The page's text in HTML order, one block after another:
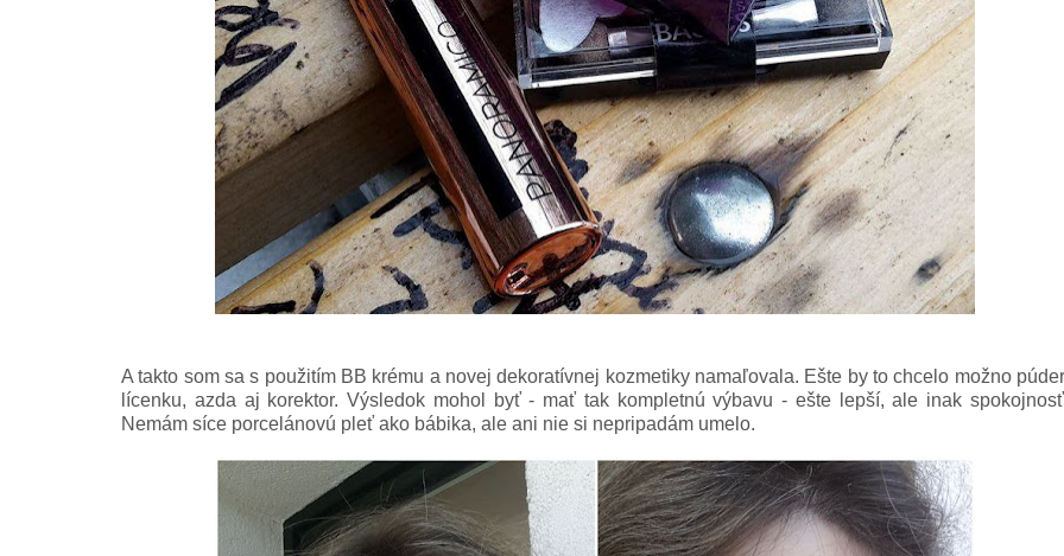
A takto som sa s použitím BB krému a novej dekoratívnej kozmetiky namaľovala. Ešte by to chcelo možno púde
lícenku, azda aj korektor. Výsledok mohol byť- mať tak kompletnú výbavu - ešte lepší,ale inaks
Nemám síce porcelánovú pleť ako bábika, al e ani nie si nepripadám umelo.